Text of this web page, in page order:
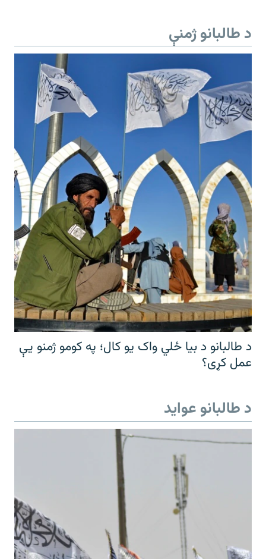
د طالبانو ژمنې
د طالبانو د بیا ځلي واک یو کال؛ په کومو ژمنو یې
عمل کړی؟
د طالبانو عواید